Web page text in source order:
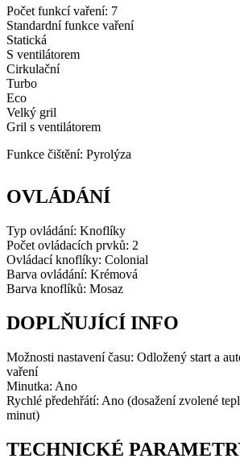
Počet funkcí vaření: 7
Standardní funkce vaření
Statická
S ventilátorem
Cirkulační
Turbo
Eco
Velký gril
Gril s ventilátorem
Funkce čištění: Pyrolýza
OVLÁDÁNÍ
Typ ovládání: Knoflíky
Počet ovládacích prvků: 2
Ovládací knoflíky: Colonial
Barva ovládání: Krémová
Barva knoflíků: Mosaz
DOPLŇUJÍCÍ INFO
Možnosti nastavení času: Odložený start a
vaření
Minutka: Ano
Rychlé předehřátí: Ano (dosažení zvolené
minut)
TECHNICKÉ